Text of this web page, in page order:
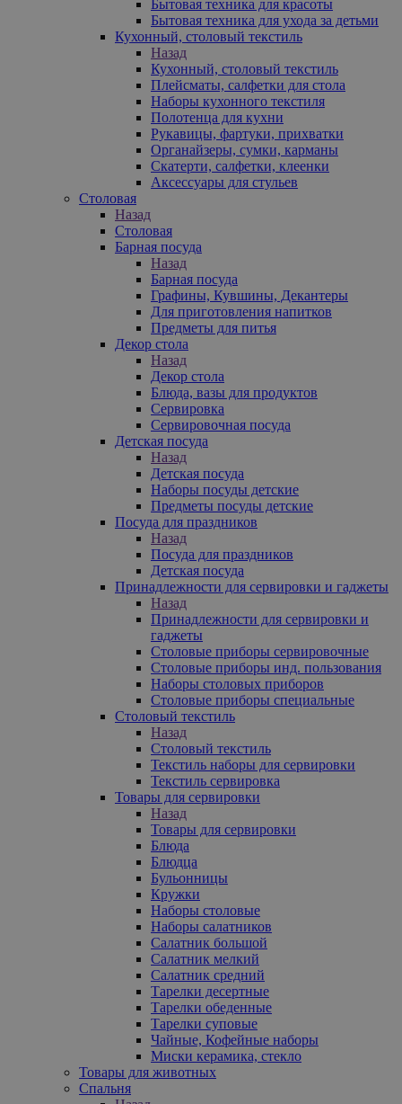
Бытовая техника для красоты
Бытовая техника для ухода за детьми
Кухонный, столовый текстиль
Назад
Кухонный, столовый текстиль
Плейсматы, салфетки для стола
Наборы кухонного текстиля
Полотенца для кухни
Рукавицы, фартуки, прихватки
Органайзеры, сумки, карманы
Скатерти, салфетки, клеенки
Аксессуары для стульев
Столовая
Назад
Столовая
Барная посуда
Назад
Барная посуда
Графины, Кувшины, Декантеры
Для приготовления напитков
Предметы для питья
Декор стола
Назад
Декор стола
Блюда, вазы для продуктов
Сервировка
Сервировочная посуда
Детская посуда
Назад
Детская посуда
Наборы посуды детские
Предметы посуды детские
Посуда для праздников
Назад
Посуда для праздников
Детская посуда
Принадлежности для сервировки и гаджеты
Назад
Принадлежности для сервировки и
гаджеты
Столовые приборы сервировочные
Столовые приборы инд. пользования
Наборы столовых приборов
Столовые приборы специальные
Столовый текстиль
Назад
Столовый текстиль
Текстиль наборы для сервировки
Текстиль сервировка
Товары для сервировки
Назад
Товары для сервировки
Блюда
Блюдца
Бульонницы
Кружки
Наборы столовые
Наборы салатников
Салатник большой
Салатник мелкий
Салатник средний
Тарелки десертные
Тарелки обеденные
Тарелки суповые
Чайные, Кофейные наборы
Миски керамика, стекло
Товары для животных
Спальня